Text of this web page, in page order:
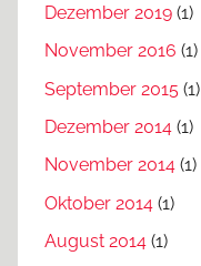
Dezember 2019 (1)
November 2016 (1)
September 2015 (1)
Dezember 2014 (1)
November 2014 (1)
Oktober 2014 (1)
August 2014 (1)